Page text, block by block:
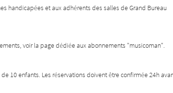
handicapées et aux adhérents des salles de Grand Bureau
voir la page dédiée aux abonnements "musicoman".
10 enfants. Les réservations doivent être confirmée 24h